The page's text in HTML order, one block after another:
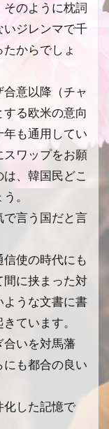
のように枕詞
いジレンマで千
からでしょ
意以降（チャ
る欧米の意向
年も通用してい
スワップをお願
、韓国民どこ
。
言う国だと言
使の時代にも
間に挟まった対
うな文書に書
ています。
合いを対馬藩
も都合の良い
化した記憶で